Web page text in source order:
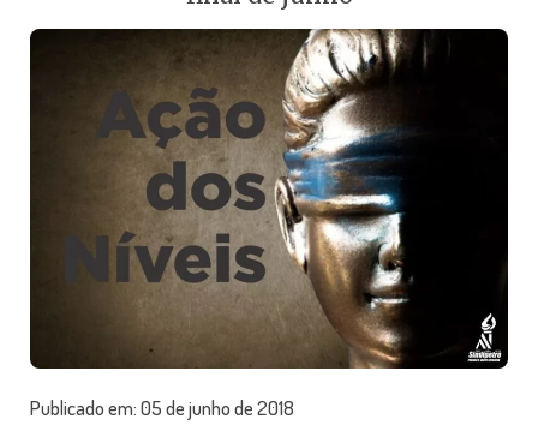
Publicado em:05 de junho de 2018